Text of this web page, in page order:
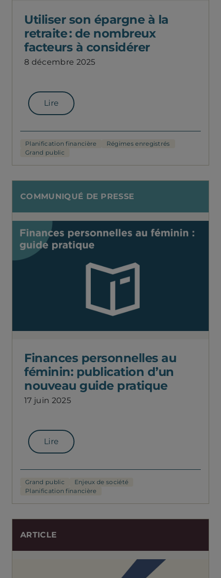
Utiliser son épargne à la
retraite : de nombreux
facteurs à considérer
8 décembre 2025
Lire
Planification financière
Régimes enregistrés
Grand public
COMMUNIQUÉ DE PRESSE
Finances personnelles au
féminin: publication d’un
nouveau guide pratique
17 juin 2025
Lire
Grand public
Enjeux de société
Planification financière
ARTICLE